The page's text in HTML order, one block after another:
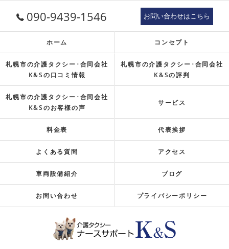
090-9439-1546 お問い合わせはこちら
ホーム コンセプト
札幌市の介護タクシー･合同会社
K&Sの口コミ情報
札幌市の介護タクシー･合同会社
K&Sの評判
札幌市の介護タクシー･合同会社
K&Sのお客様の声
サービス
料金表 代表挨拶
よくある質問 アクセス
車両設備紹介 ブログ
お問い合わせ プライバシーポリシー